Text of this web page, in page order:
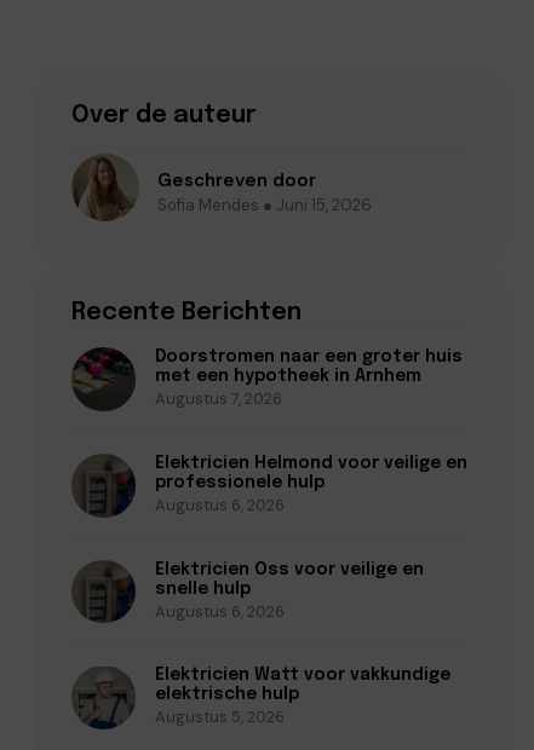
Over de auteur
Geschreven door
Sofia Mendes ● Juni 15, 2026
Recente Berichten
Doorstromen naar een groter huis
met een hypotheek in Arnhem
Augustus 7, 2026
Elektricien Helmond voor veilige en
professionele hulp
Augustus 6, 2026
Elektricien Oss voor veilige en
snelle hulp
Augustus 6, 2026
Elektricien Watt voor vakkundige
elektrische hulp
Augustus 5, 2026